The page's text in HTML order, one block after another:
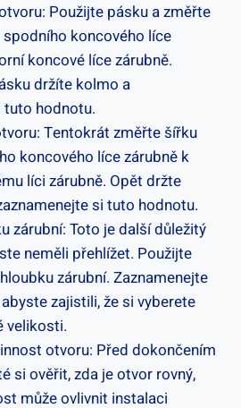
Použijte pásku a změřte
koncového líce
koncové líce zárubně.
držíte kolmo a
tuto hodnotu.
Tentokrát změřte šířku
koncového líce zárubně k
líci zárubně. Opět držte
si tuto hodnotu.
zárubní: Toto je další důležitý
neměli přehlížet. Použijte
zárubní. Zaznamenejte
zajistili, že si vyberete
velikosti.
otvoru: Před dokončením
si ověřit, zda je otvor rovný,
může ovlivnit instalaci